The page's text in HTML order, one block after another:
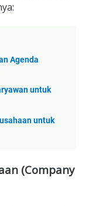
Agenda
untuk
untuk
(Company